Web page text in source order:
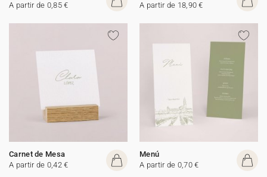
A partir de 0,85 €
A partir de 18,90 €
Carnet de Mesa
A partir de 0,42 €
Menú
A partir de 0,70 €